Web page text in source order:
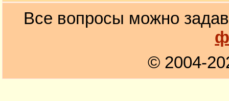
Все вопросы можно
© 2004-